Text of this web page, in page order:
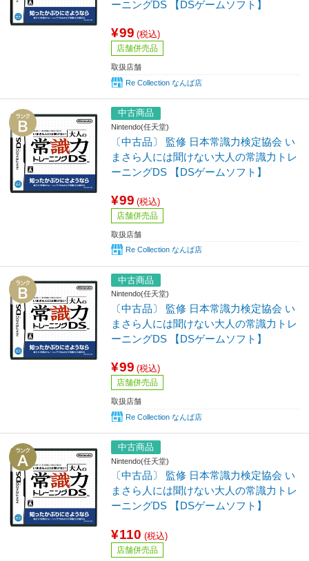
ーニングDS 【DSゲームソフト】
¥99 (税込)
店舗併売品
取扱店舗
Re Collection なんば店
中古商品
Nintendo(任天堂)
〔中古品〕 監修 日本常識力検定協会 い
まさら人には聞けない大人の常識力トレ
ーニングDS 【DSゲームソフト】
¥99 (税込)
店舗併売品
取扱店舗
Re Collection なんば店
中古商品
Nintendo(任天堂)
〔中古品〕 監修 日本常識力検定協会 い
まさら人には聞けない大人の常識力トレ
ーニングDS 【DSゲームソフト】
¥99 (税込)
店舗併売品
取扱店舗
Re Collection なんば店
中古商品
Nintendo(任天堂)
〔中古品〕 監修 日本常識力検定協会 い
まさら人には聞けない大人の常識力トレ
ーニングDS 【DSゲームソフト】
¥110 (税込)
店舗併売品